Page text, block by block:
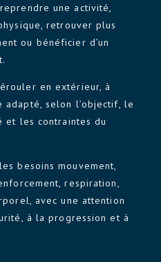
une activité,
retrouver plus
ou bénéficier d’un
en extérieur, à
adapté, selon l’objectif, le
et les contraintes du
besoins mouvement,
respiration,
avec une attention
à la progression et à